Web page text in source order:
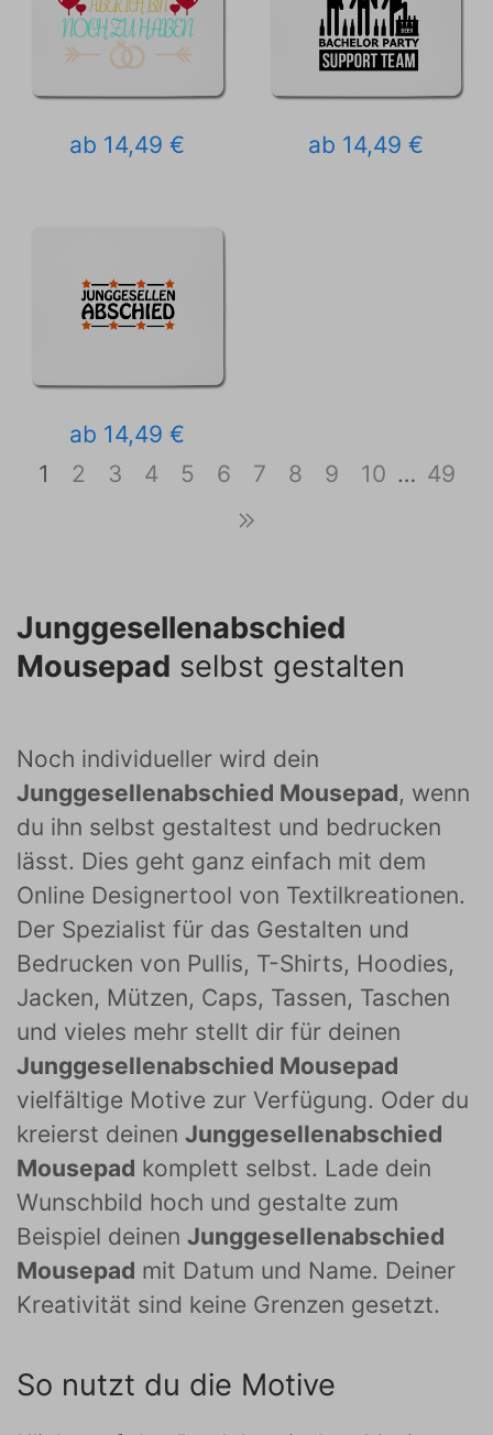
ab 14,49 € ab 14,49 €
ab 14,49 €
1
2 3 4 5 6 7 8 9 10 … 49
Junggesellenabschied
Mousepad selbst gestalten
Noch individueller wird dein
Junggesellenabschied Mousepad, wenn
du ihn selbst gestaltest und bedrucken
lässt. Dies geht ganz einfach mit dem
Online Designertool von Textilkreationen.
Der Spezialist für das Gestalten und
Bedrucken von Pullis, T-Shirts, Hoodies,
Jacken, Mützen, Caps, Tassen, Taschen
und vieles mehr stellt dir für deinen
Junggesellenabschied Mousepad
vielfältige Motive zur Verfügung. Oder du
kreierst deinen Junggesellenabschied
Mousepad komplett selbst. Lade dein
Wunschbild hoch und gestalte zum
Beispiel deinen Junggesellenabschied
Mousepad mit Datum und Name. Deiner
Kreativität sind keine Grenzen gesetzt.
So nutzt du die Motive